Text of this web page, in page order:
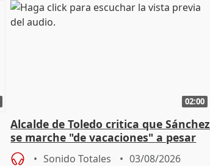
02:00
Alcalde de Toledo critica que Sánchez
se marche "de vacaciones" a pesar
de la crisis migratoria
Sonido Totales 03/08/2026